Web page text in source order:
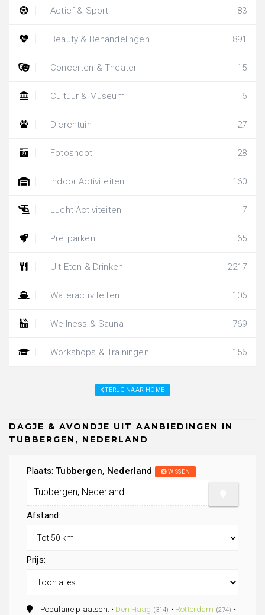
Actief & Sport 83
Beauty & Behandelingen 891
Concerten & Theater 15
Cultuur & Museum 6
Dierentuin 27
Fotoshoot 28
Indoor Activiteiten 160
Lucht Activiteiten 7
Pretparken 65
Uit Eten & Drinken 2217
Wateractiviteiten 106
Wellness & Sauna 769
Workshops & Trainingen 156
TERUG NAAR: HOME
Plaats:Tubbergen, Nederland WISSEN
Afstand:
Prijs:
Populaire plaatsen: • Den Haag (314) • Rotterdam (274) •